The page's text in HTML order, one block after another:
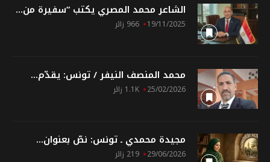
الشاعر محمد المصري يكتب “سفيرة من...
19/11/2025 966 زائر
محمد المنصف النيفر / تونس: يقدّم...
25/02/2026 1.1K زائر
مجيدة محمدي ـ تونس: نصّ بعنوان...
29/06/2026 219 زائر